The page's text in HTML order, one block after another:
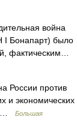
война
I Бонапарт) было
фактическим…
России против
и экономических
…
Большая